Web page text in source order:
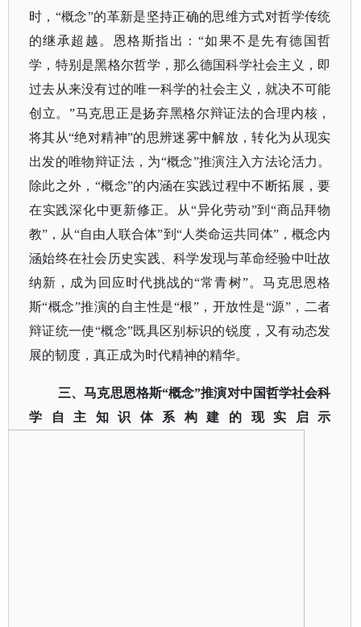
时，“概念”的革新是坚持正确的思维方式对哲学传统
的继承超越。恩格斯指出：“如果不是先有德国哲
学，特别是黑格尔哲学，那么德国科学社会主义，即
过去从来没有过的唯一科学的社会主义，就决不可能
创立。”马克思正是扬弃黑格尔辩证法的合理内核，
将其从“绝对精神”的思辨迷雾中解放，转化为从现实
出发的唯物辩证法，为“概念”推演注入方法论活力。
除此之外，“概念”的内涵在实践过程中不断拓展，要
在实践深化中更新修正。从“异化劳动”到“商品拜物
教”，从“自由人联合体”到“人类命运共同体”，概念内
涵始终在社会历史实践、科学发现与革命经验中吐故
纳新，成为回应时代挑战的“常青树”。马克思恩格
斯“概念”推演的自主性是“根”，开放性是“源”，二者
辩证统一使“概念”既具区别标识的锐度，又有动态发
展的韧度，真正成为时代精神的精华。
三、马克思恩格斯“概念”推演对中国哲学社会科
学自主知识体系构建的现实启示